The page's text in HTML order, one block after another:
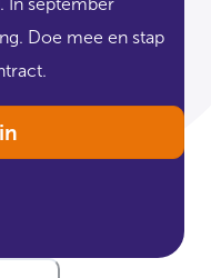
In september
Doe mee en stap